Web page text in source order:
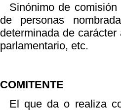
Sinónimo de
de personas
determinada de
parlamentario, etc.
COMITENTE
El que da o realiza